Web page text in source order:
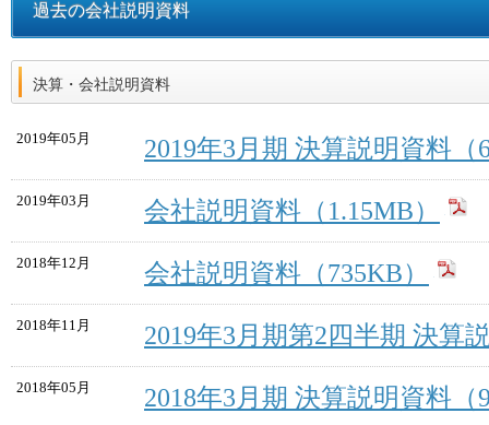
過去の会社説明資料
決算・会社説明資料
2019年05月 2019年3月期 決算説明資料（
2019年03月 会社説明資料（1.15MB）
2018年12月 会社説明資料（735KB）
2018年11月 2019年3月期第2四半期 決算
2018年05月 2018年3月期 決算説明資料（